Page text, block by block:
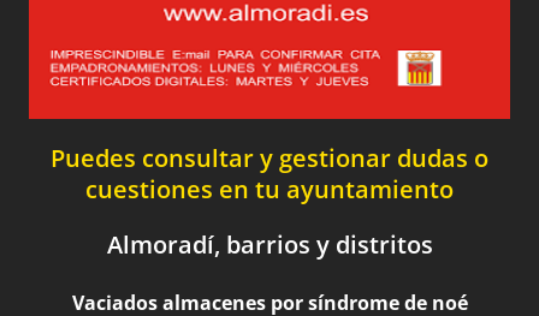
Puedes consultar y gestionar dudas o
cuestiones en tu ayuntamiento
Almoradí, barrios y distritos
Vaciados almacenes por síndrome de noé